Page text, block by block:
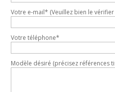
Votre e-mail* (Veuillez bien le vérifier
Votre téléphone*
Modèle désiré (précisez références